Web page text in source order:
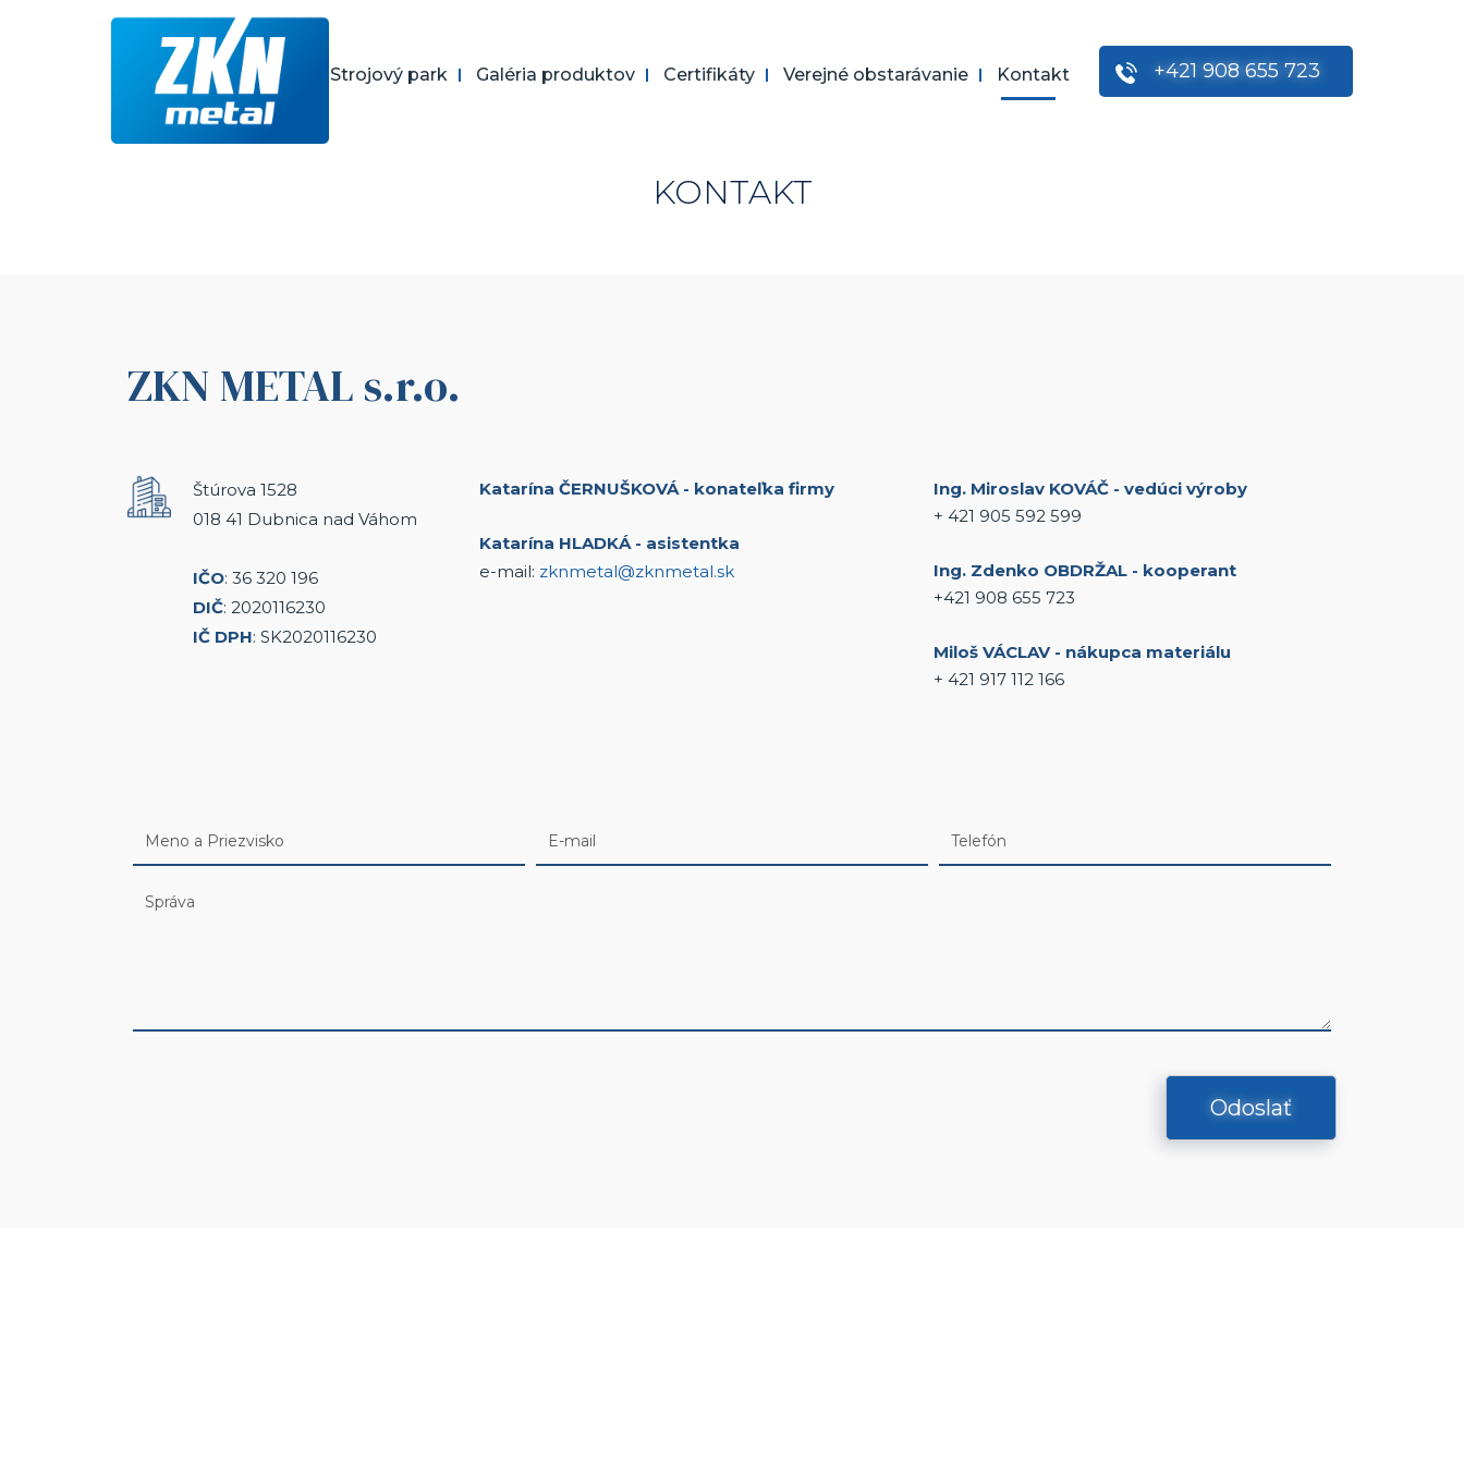
+421 908 655 723
O nás Strojový park Galéria produktov Certifikáty Verejné obstarávanie Kontakt
KONTAKT
ZKN METAL s.r.o.
Štúrova 1528
018 41 Dubnica nad Váhom
IČO: 36 320 196
DIČ: 2020116230
IČ DPH: SK2020116230
Katarína ČERNUŠKOVÁ - konateľka firmy
Katarína HLADKÁ - asistentka
e-mail: zknmetal@zknmetal.sk
Ing. Miroslav KOVÁČ - vedúci výroby
+ 421 905 592 599
Ing. Zdenko OBDRŽAL - kooperant
+421 908 655 723
Miloš VÁCLAV - nákupca materiálu
+ 421 917 112 166
Odoslať